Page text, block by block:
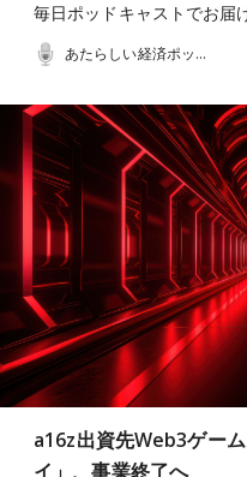
毎日ポッドキャストでお
あたらしい経済ポッドキャスト
a16z出資先Web3ゲー
イ」、事業終了へ